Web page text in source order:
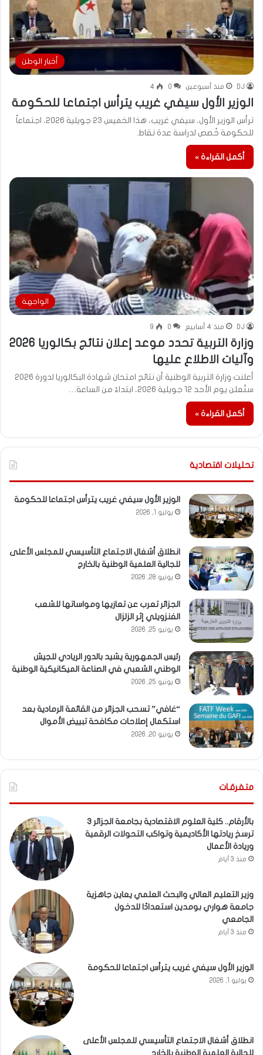
أخبار الوطن
DJ منذ أسبوعين 0
4
الوزير الأول سيفي غريب يترأس اجتماعا للحكومة
ترأس الوزير الأول، سيفي غريب، هذا الخميس 23 جويلية 2026، اجتماعاً
للحكومة خُصص لدراسة عدة نقاط.
أكمل القراءة »
الواجهة
DJ منذ 4 أسابيع 0
9
وزارة التربية تحدد موعد إعلان نتائج بكالوريا 2026
وآليات الاطلاع عليها
أعلنت وزارة التربية الوطنية أن نتائج امتحان شهادة البكالوريا لدورة 2026
ستُعلن يوم الأحد 12 جويلية 2026، ابتداءً من الساعة…
أكمل القراءة »
تحليلات اقتصادية
الوزير الأول سيفي غريب يترأس اجتماعا للحكومة
يوليو 1, 2026
انطلاق أشغال الاجتماع التأسيسي للمجلس الأعلى
للجالية العلمية الوطنية بالخارج
يونيو 28, 2026
الجزائر تعرب عن تعازيها ومواساتها للشعب
الفنزويلي إثر الزلزال
يونيو 25, 2026
رئيس الجمهورية يشيد بالدور الريادي للجيش
الوطني الشعبي في الصناعة الميكانيكية الوطنية
يونيو 25, 2026
“غافي” تسحب الجزائر من القائمة الرمادية بعد
استكمال إصلاحات مكافحة تبييض الأموال
يونيو 20, 2026
متفرقـات
بالأرقام.. كلية العلوم الاقتصادية بجامعة الجزائر 3
ترسخ ريادتها الأكاديمية وتواكب التحولات الرقمية
وريادة الأعمال
منذ 3 أيام
وزير التعليم العالي والبحث العلمي يعاين جاهزية
جامعة هواري بومدين استعدادًا للدخول
الجامعي
منذ 3 أيام
الوزير الأول سيفي غريب يترأس اجتماعا للحكومة
يوليو 1, 2026
انطلاق أشغال الاجتماع التأسيسي للمجلس الأعلى
للجالية العلمية الوطنية بالخارج